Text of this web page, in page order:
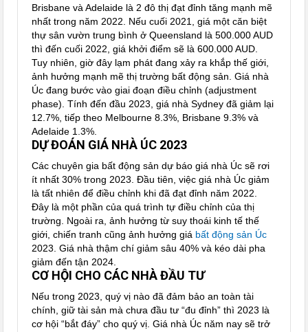
Brisbane và Adelaide là 2 đô thị đạt đỉnh tăng mạnh mẽ
nhất trong năm 2022. Nếu cuối 2021, giá một căn biệt
thự sân vườn trung bình ở Queensland là 500.000 AUD
thì đến cuối 2022, giá khởi điểm sẽ là 600.000 AUD.
Tuy nhiên, giờ đây lạm phát đang xảy ra khắp thế giới,
ảnh hưởng mạnh mẽ thị trường bất động sản. Giá nhà
Úc đang bước vào giai đoạn điều chỉnh (adjustment
phase). Tính đến đầu 2023, giá nhà Sydney đã giảm lại
12.7%, tiếp theo Melbourne 8.3%, Brisbane 9.3% và
Adelaide 1.3%.
DỰ ĐOÁN GIÁ NHÀ ÚC 2023
Các chuyên gia bất động sản dự báo giá nhà Úc sẽ rơi
ít nhất 30% trong 2023. Đầu tiên, việc giá nhà Úc giảm
là tất nhiên để điều chỉnh khi đã đạt đỉnh năm 2022.
Đây là một phần của quá trình tự điều chỉnh của thị
trường. Ngoài ra, ảnh hưởng từ suy thoái kinh tế thế
giới, chiến tranh cũng ảnh hưởng giá bất động sản Úc
2023. Giá nhà thậm chí giảm sâu 40% và kéo dài pha
giảm đến tận 2024.
CƠ HỘI CHO CÁC NHÀ ĐẦU TƯ
Nếu trong 2023, quý vị nào đã đảm bảo an toàn tài
chính, giữ tài sản mà chưa đầu tư “đu đỉnh” thì 2023 là
cơ hội “bắt đáy” cho quý vị. Giá nhà Úc năm nay sẽ trở